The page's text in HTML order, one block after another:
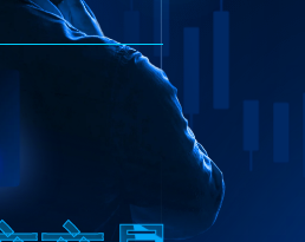
Tiếng Việt
日本語
Srpski
Українська